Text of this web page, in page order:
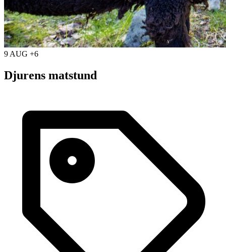
9 AUG +6
Djurens matstund